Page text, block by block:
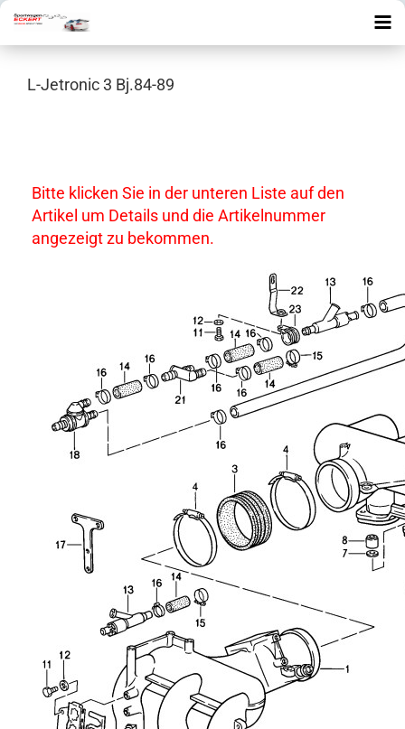
L-Jetronic 3 Bj.84-89
Bitte klicken Sie in der unteren Liste auf den
Artikel um Details und die Artikelnummer
angezeigt zu bekommen.